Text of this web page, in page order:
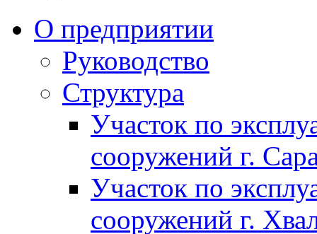
О предприятии
Руководство
Структура
Участок по
сооружений г.
Участок по
сооружений г.